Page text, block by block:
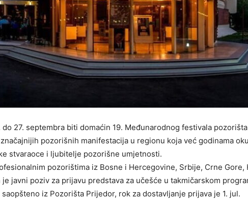
do 27. septembra biti domaćin 19. Međunarodnog festivala pozorišta
pozorišnih manifestacija u regionu koja već godinama
stvaraoce i ljubitelje pozorišne umjetnosti.
pozorištima iz Bosne i Hercegovine, Srbije, Crne Gore,
javni poziv za prijavu predstava za učešće u takmičarskom
saopšteno iz Pozorišta Prijedor, rok za dostavljanje prijava je 1. jul.